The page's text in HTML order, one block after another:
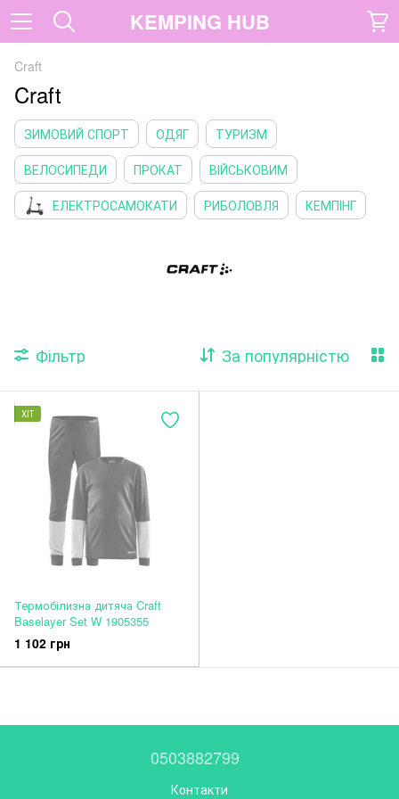
KEMPING HUB
Craft
Craft
ЗИМОВИЙ СПОРТ ОДЯГ
ТУРИЗМ
ВЕЛОСИПЕДИ
ПРОКАТ
ВІЙСЬКОВИМ
ЕЛЕКТРОСАМОКАТИ
РИБОЛОВЛЯ КЕМПІНГ
Фільтр За популярністю
ХІТ
Термобілизна дитяча Craft
Baselayer Set W 1905355
1 102 грн
0503882799
Контакти